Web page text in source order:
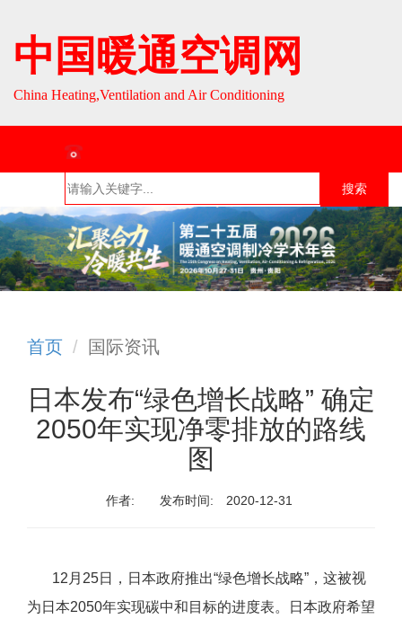
中国暖通空调网
China Heating,Ventilation and Air Conditioning
搜索
首页
组织介
绍
组织活
动
行业资
讯
English
首页 国际资讯
日本发布“绿色增长战略” 确定
2050年实现净零排放的路线
图
作者: 发布时间: 2020-12-31
12月25日，日本政府推出“绿色增长战略”，这被视
为日本2050年实现碳中和目标的进度表。日本政府希望